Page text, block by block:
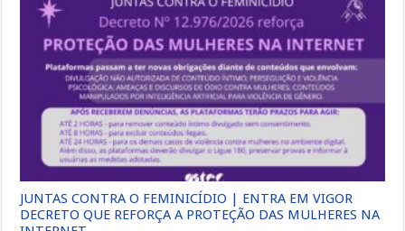
JUNTAS CONTRA O FEMINICÍDIO | ENTRA EM VIGOR
DECRETO QUE REFORÇA A PROTEÇÃO DAS MULHERES NA